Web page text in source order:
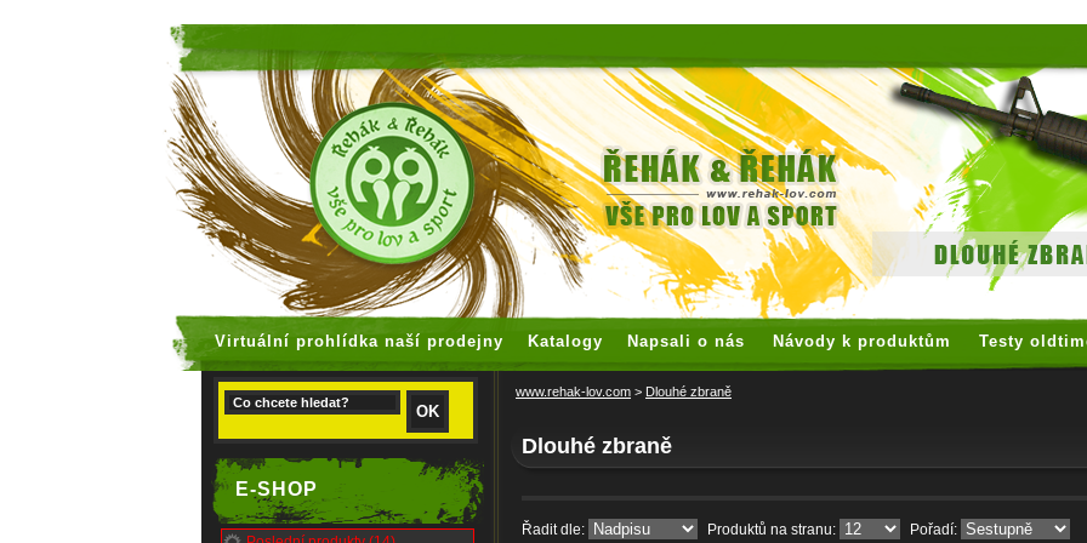
Virtuální prohlídka naší prodejny Katalogy Napsali o nás Návody k produktům Testy
E-SHOP
www.rehak-lov.com > Dlouhé zbraně
Dlouhé zbraně
Řadit dle: Produktů na stranu:
Pořadí: